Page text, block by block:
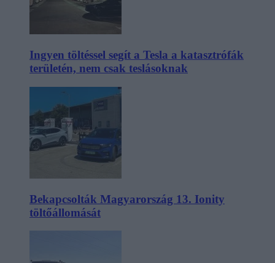
Ingyen töltéssel segít a Tesla a katasztrófák
területén, nem csak teslásoknak
Bekapcsolták Magyarország 13. Ionity
töltőállomását